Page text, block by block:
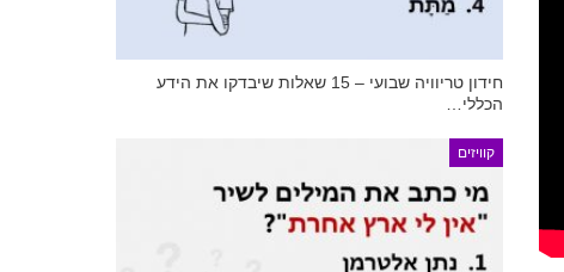
חידון טריוויה שבועי – 15 שאלות שיבדקו את הידע
הכללי…
קוויזים